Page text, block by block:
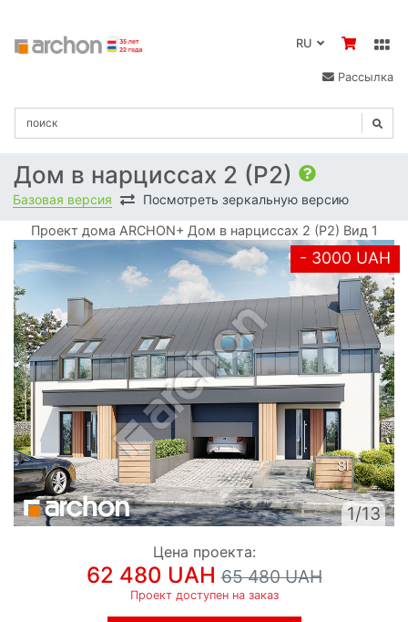
Рассылка
Дом в нарциссах 2 (Р2)
Базовая версия Посмотреть зеркальную версию
Проект дома ARCHON+ Дом в нарциссах 2 (Р2) Вид 1
- 3000 UAH
1/13
Цена проекта:
62 480 UAH65 480 UAH
Проект доступен на заказ